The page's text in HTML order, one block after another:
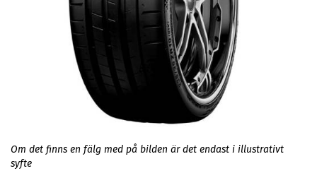
Om det finns en fälg med på bilden är det endast i illustrativt
syfte